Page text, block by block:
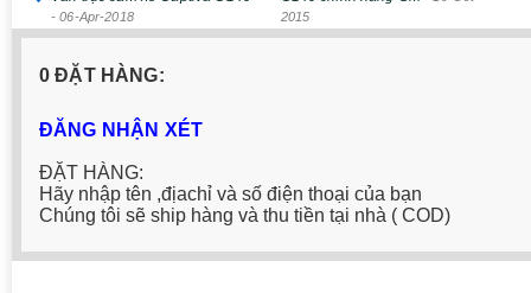
-06-Apr-2018
2015
0 ĐẶT HÀNG:
ĐĂNG NHẬN XÉT
ĐẶT HÀNG:
Hãy nhập tên ,địachỉ và số điện thoại của bạn
Chúng tôi sẽ ship hàng và thu tiền tại nhà ( COD)